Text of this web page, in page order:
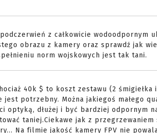
z całkowicie wodoodpornym
obrazu z kamery oraz sprawdź jak
norm wojskowych jest tak tani.
40k $ to koszt zestawu (2 śmigiełka
potrzebny. Można jakiegoś małego
optyką, dłużej i być bardziej odpornym
taniej.Ciekawe jak z
Na filmie jakość kamery FPV nie